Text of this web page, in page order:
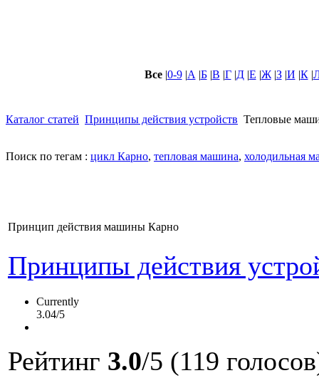
Все|0-9|А |Б|В |Г|Д|Е |Ж|З|И |К|
Каталог статей Принципы действия устройств Тепловые
Поиск по тегам : цикл Карно, тепловая машина, холодильная
Принцип действия машины Карно
Принципы действия
Currently
3.04/5
Рейтинг 3.0/5 (119